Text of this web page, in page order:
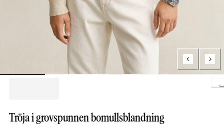
Tröja i grovspunnen bomullsblandning